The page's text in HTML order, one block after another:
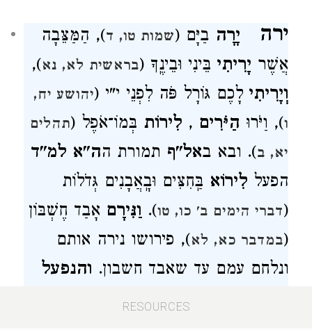
ירה יָרָה בַיָּם (שמות טו, ד), הַמַּצֵּבָה
אֲשֶׁר יָרִיתִי בֵּינִי וּבֵינֶֽךָ (בראשית לא, נא),
וְיָרִיתִי לָכֶם גּוֹרָל פֹּה לִפְנֵי י"י (יהושע יח,
ו), וַיֹּרוּ הַיֹּרִים , לִירוֹת בְּמוֹ־אֹפֶל (תהלים
יא, ב). ובא באל"ף תמורת הה"א למ"ד
הפעל לִירוֹא בַּֽחִצִּים וּבָֽאֲבָנִים גְּדֹלוֹת
(דברי הימים ב' כו, טו).וַנִּירָם אָבַד חֶשְׁבּוֹן
(במדבר כא, לא), פירושו נירה אותם
ונלחם עמם עד שאבד חשבון. והנפעל
שמות יט, יג).
RESOURCES